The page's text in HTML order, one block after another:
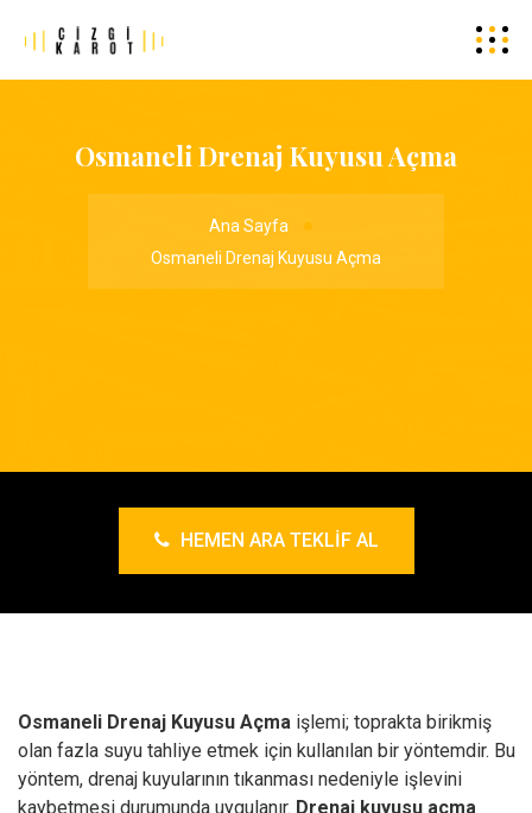
Osmaneli Drenaj Kuyusu Açma
Ana Sayfa
Osmaneli Drenaj Kuyusu Açma
HEMEN ARA TEKLIF AL
Osmaneli Drenaj Kuyusu Açma işlemi; toprakta birikmiş
olan fazla suyu tahliye etmek için kullanılan bir yöntemdir. Bu
yöntem, drenaj kuyularının tıkanması nedeniyle işlevini
kaybetmesi durumunda uygulanır. Drenaj kuyusu açma